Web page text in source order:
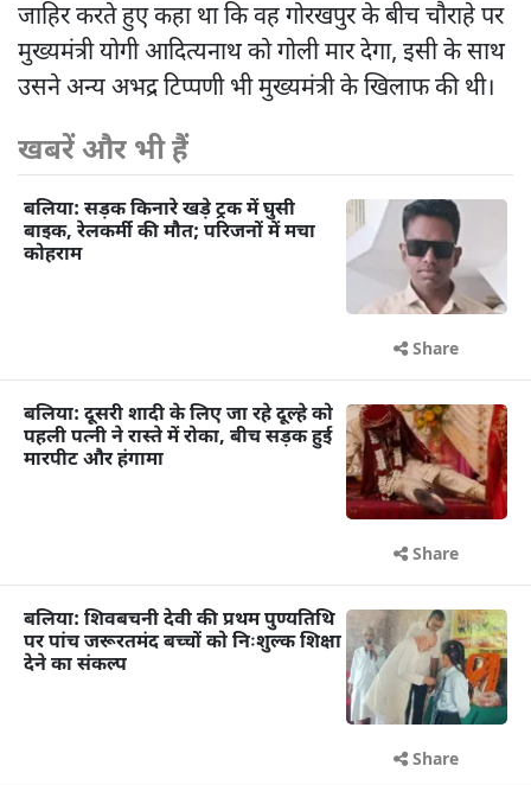
जाहिर करते हुए कहा था कि वह गोरखपुर के बीच चौराहे पर
मुख्यमंत्री योगी आदित्यनाथ को गोली मार देगा, इसी के साथ
उसने अन्य अभद्र टिप्पणी भी मुख्यमंत्री के खिलाफ की थी।
खबरें और भी हैं
बलिया: सड़क किनारे खड़े ट्रक में घुसी
बाइक, रेलकर्मी की मौत; परिजनों में मचा
कोहराम
Share
बलिया: दूसरी शादी के लिए जा रहे दूल्हे को
पहली पत्नी ने रास्ते में रोका, बीच सड़क हुई
मारपीट और हंगामा
Share
बलिया: शिवबचनी देवी की प्रथम पुण्यतिथि
पर पांच जरूरतमंद बच्चों को निःशुल्क शिक्षा
देने का संकल्प
Share